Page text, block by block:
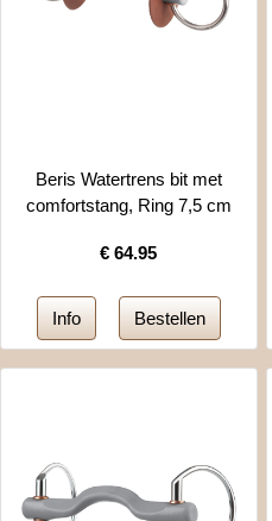
Beris Watertrens bit met
comfortstang, Ring 7,5 cm
€64.95